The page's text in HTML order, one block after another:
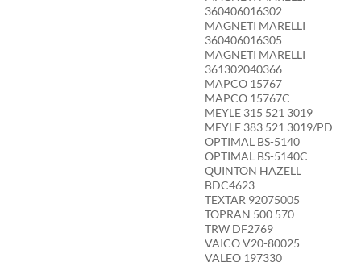
360406016302
MAGNETI MARELLI
360406016305
MAGNETI MARELLI
361302040366
MAPCO 15767
MAPCO 15767C
MEYLE 315 521 3019
MEYLE 383 521 3019/PD
OPTIMAL BS-5140
OPTIMAL BS-5140C
QUINTON HAZELL
BDC4623
TEXTAR 92075005
TOPRAN 500 570
TRW DF2769
VAICO V20-80025
VALEO 197330